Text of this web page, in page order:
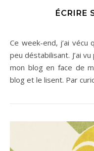
ÉCRIRE
Ce week-end, j’ai vécu quelque chose de différent et d’un
peu déstabilisant. J’ai
mon blog en face de
blog et le lisent. Par